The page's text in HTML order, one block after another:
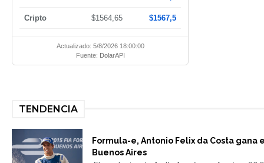
Cripto $1564,65 $1567,5
Actualizado: 5/8/2026 18:00:00
Fuente: DolarAPI
TENDENCIA
Formula-e, Antonio Felix da Costa gana
Buenos Aires